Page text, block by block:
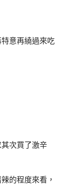
意再繞過來吃
次買了激辛
的程度來看，